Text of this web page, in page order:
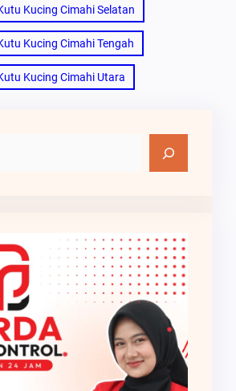
Kucing Cimahi Selatan
Kucing Cimahi Tengah
Kucing Cimahi Utara